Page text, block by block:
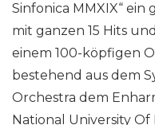
Sinfonica MMXIX“
mit ganzen 15 Hits
einem 100-köpfigen
bestehend aus dem
Orchestra dem
National University